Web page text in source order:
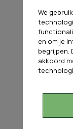
We
en om je
begrijpen.
akkoord